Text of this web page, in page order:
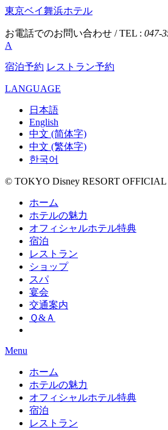
東京ベイ舞浜ホテル
お電話でのお問い合わせ / TEL : 047-
A
宿泊予約 レストラン予約
LANGUAGE
日本語
English
中文 (简体字)
中文 (繁体字)
한국어
© TOKYO Disney RESORT
ホーム
ホテルの魅力
オフィシャルホテル特典
宿泊
レストラン
ショップ
スパ
宴会
交通案内
Ｑ&Ａ
Menu
ホーム
ホテルの魅力
オフィシャルホテル特典
宿泊
レストラン